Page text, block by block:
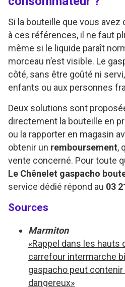
Si la bouteille que vous
à ces références, il ne faut
même si le liquide paraît
morceau n’est visible. Le
côté, sans être goûté ni
enfants ou aux personnes
Deux solutions sont
directement la bouteille en
ou la rapporter en magasin
obtenir un remboursement,
vente concerné. Pour toute
Le Chênelet gaspacho
service dédié répond au 03
Sources
Marmiton
«Rappel dans les
carrefour intermarche
gaspacho peut
dangereux»